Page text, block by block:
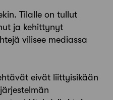
Tilalle on tullut
ja kehittynyt
vilisee mediassa
eivät liittyisikään